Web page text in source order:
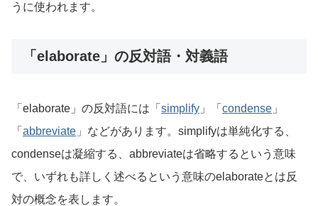
うに使われます。
「elaborate」の反対語・対義語
「elaborate」の反対語には「 simplify 」「 condense 」
「 abbreviate 」などがあります。simplifyは単純化する、
condenseは凝縮する、abbreviateは省略するという意味
で、いずれも詳しく述べるという意味のelaborateとは反
対の概念を表します。